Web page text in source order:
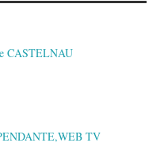
CASTELNAU
TV